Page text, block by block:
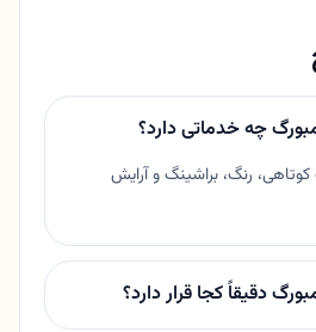
چه خدماتی دارد؟
رنگ، براشینگ و آرایش
دقیقاً کجا قرار دارد؟